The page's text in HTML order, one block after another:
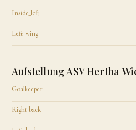
Inside_left
Left_wing
Aufstellung ASV Hertha
Goalkeeper
Right_back